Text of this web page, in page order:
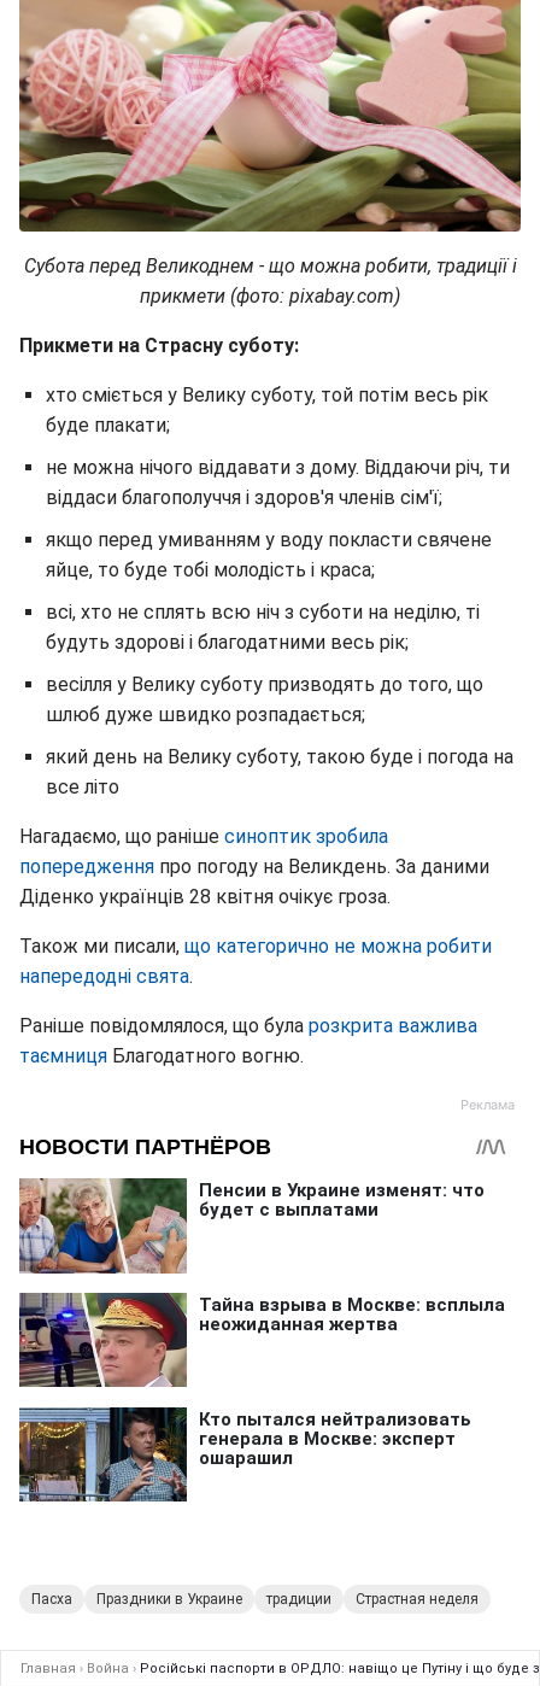
Субота перед Великоднем - що можна робити, традиції і
прикмети (фото: pixabay.com)
Прикмети на Страсну суботу:
хто сміється у Велику суботу, той потім весь рік
буде плакати;
не можна нічого віддавати з дому. Віддаючи річ, ти
віддаси благополуччя і здоров'я членів сім'ї;
якщо перед умиванням у воду покласти свячене
яйце, то буде тобі молодість і краса;
всі, хто не сплять всю ніч з суботи на неділю, ті
будуть здорові і благодатними весь рік;
весілля у Велику суботу призводять до того, що
шлюб дуже швидко розпадається;
який день на Велику суботу, такою буде і погода на
все літо
Нагадаємо, що раніше синоптик зробила
попередження про погоду на Великдень. За даними
Діденко українців 28 квітня очікує гроза.
Також ми писали, що категорично не можна робити
напередодні свята.
Раніше повідомлялося, що була розкрита важлива
таємниця Благодатного вогню.
Пасха Праздники в Украине традиции Страстная неделя
Главная › Война › Російські паспорти в ОРДЛО: навіщо це Путіну і що буде